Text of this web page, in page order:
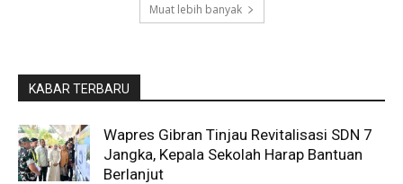
Muat lebih banyak
KABAR TERBARU
Wapres Gibran Tinjau Revitalisasi SDN 7
Jangka, Kepala Sekolah Harap Bantuan
Berlanjut